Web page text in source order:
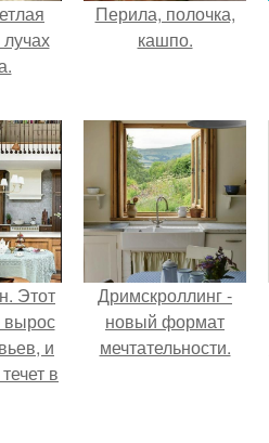
Перила, полочка,
кашпо.
Этот
вырос
и
в
Дримскроллинг -
новый формат
мечтательности.